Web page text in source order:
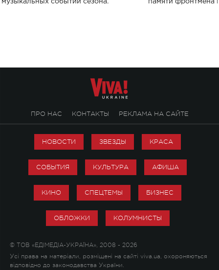
музыкальных событий сезона.
памяти фронтмена
ПРО НАС КОНТАКТЫ РЕКЛАМА НА САЙТЕ
НОВОСТИ ЗВЕЗДЫ КРАСА
СОБЫТИЯ КУЛЬТУРА АФИША
КИНО СПЕЦТЕМЫ БИЗНЕС
ОБЛОЖКИ КОЛУМНИСТЫ
© ТОВ «ЕДІМЕДІА-УКРАЇНА», 2008 - 2026
Усі права на матеріали, розміщені на сайті viva.ua, охороняються
відповідно до законодавства України.